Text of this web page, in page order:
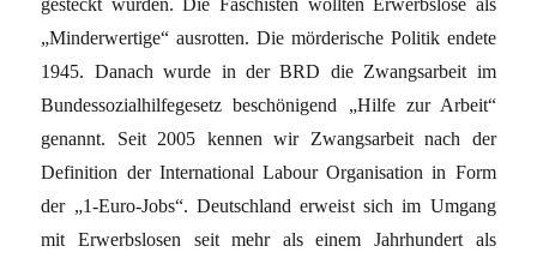
„Minderwertige“ ausrotten. Die mörderische Politik endete
1945. Danach wurde in der BRD die Zwangsarbeit im
Bundessozialhilfegesetz beschönigend „Hilfe zur Arbeit“
genannt. Seit 2005 kennen wir Zwangsarbeit nach der
Definition der International Labour Organisation in Form
der „1-Euro-Jobs“. Deutschland erweist sich im Umgang
mit Erwerbslosen seit mehr als einem Jahrhundert als